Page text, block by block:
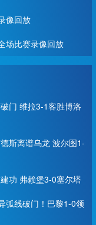
像回放
场比赛录像回放
门 维拉3-1客胜博洛
斯离谱乌龙 波尔图1-
功 弗赖堡3-0塞尔塔
弧线破门！巴黎1-0领